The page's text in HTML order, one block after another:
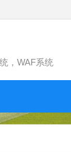
，WAF系统